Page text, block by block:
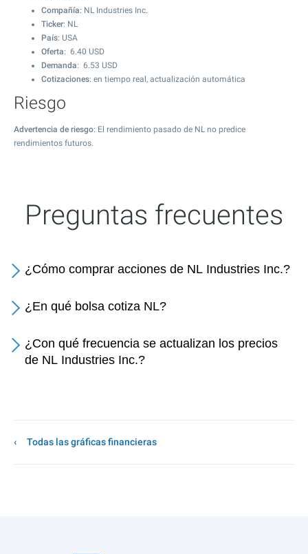
Compañía: NL Industries Inc.
Ticker: NL
País: USA
Oferta: 6.40 USD
Demanda: 6.53 USD
Cotizaciones: en tiempo real, actualización automática
Riesgo
Advertencia de riesgo: El rendimiento pasado de NL no predice
rendimientos futuros.
Preguntas frecuentes
¿Cómo comprar acciones de NL Industries Inc.?
¿En qué bolsa cotiza NL?
¿Con qué frecuencia se actualizan los precios
de NL Industries Inc.?
Todas las gráficas financieras